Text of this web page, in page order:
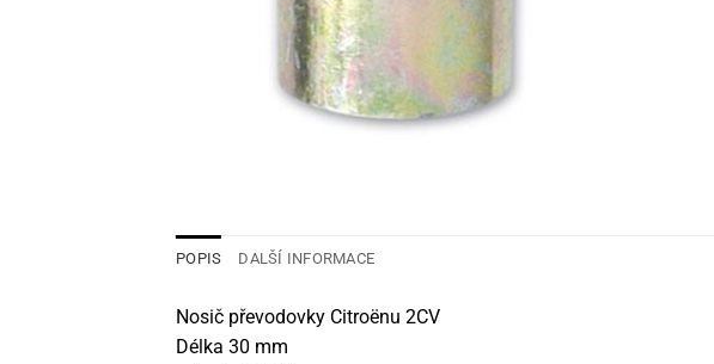
POPIS DALŠÍ INFORMACE
Nosič převodovky Citroënu 2CV
Délka 30 mm